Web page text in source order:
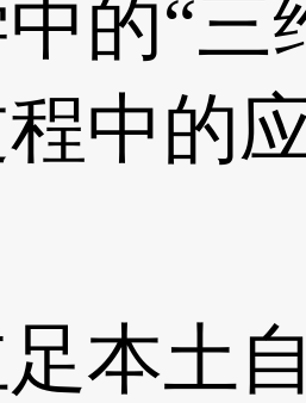
的“
中的
土自